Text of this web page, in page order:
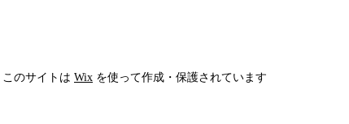
このサイトは Wix を使って作成・保護されています